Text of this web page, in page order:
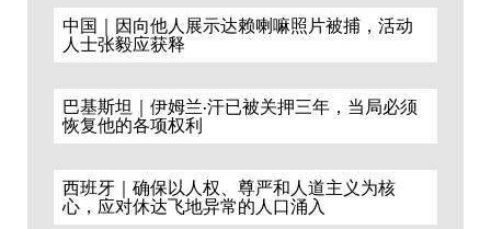
中国｜因向他人展示达赖喇嘛照片被捕，活动
人士张毅应获释
巴基斯坦｜伊姆兰·汗已被关押三年，当局必须
恢复他的各项权利
西班牙｜确保以人权、尊严和人道主义为核
心，应对休达飞地异常的人口涌入